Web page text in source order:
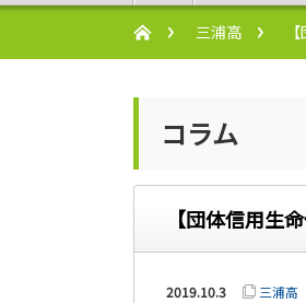
三浦高
コラム
【団体信用生
2019.10.3 三浦高